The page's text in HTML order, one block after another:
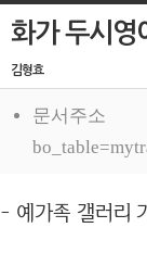
화가 두시영
김형효
문서주
- 예가족 갤러리